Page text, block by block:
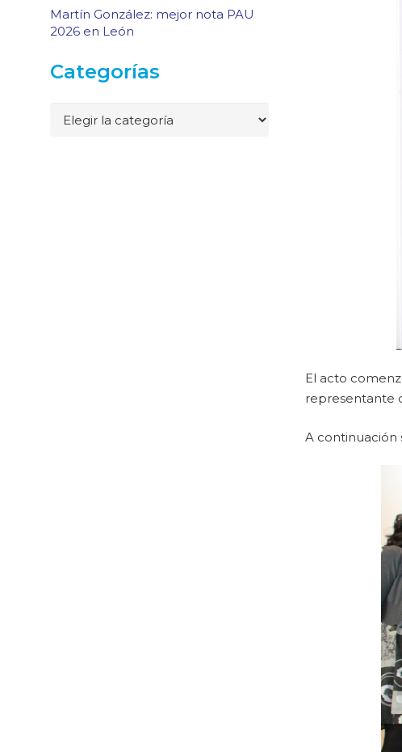
Martín González: mejor nota PAU
2026 en León
Categorías
Categorías
El acto
representante
A continuación